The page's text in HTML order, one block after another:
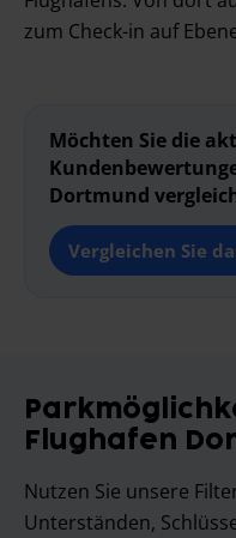
zum Check-in auf
Möchten Sie die
Dortmund
Vergleichen Sie
Flughafen
Nutzen Sie unsere
Unterständen,